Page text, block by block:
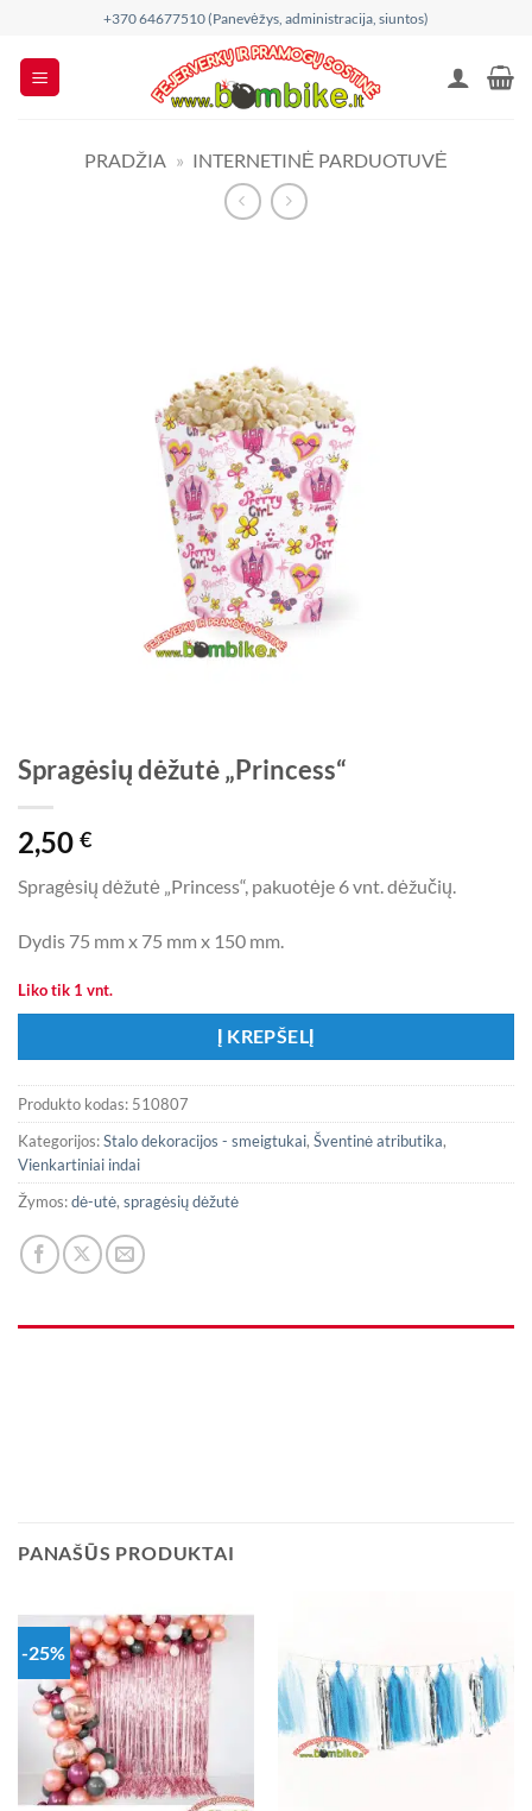
content
+370 64677510 (Panevėžys, administracija, siuntos)
PRADŽIA » INTERNETINĖ PARDUOTUVĖ
Spragėsių dėžutė „Princess“
2,50 €
Spragėsių dėžutė „Princess“, pakuotėje 6 vnt. dėžučių.
Dydis 75 mm x 75 mm x 150 mm.
Liko tik 1 vnt.
Į KREPŠELĮ
Produkto kodas: 510807
Kategorijos:Stalo dekoracijos - smeigtukai, Šventinė atributika,
Vienkartiniai indai
Žymos:dė-utė, spragėsių dėžutė
PANAŠŪS PRODUKTAI
-25%